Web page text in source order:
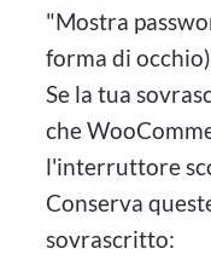
"Mostra
forma di
Se la tua
che
l'interruttore
Conserva
sovrascritto: